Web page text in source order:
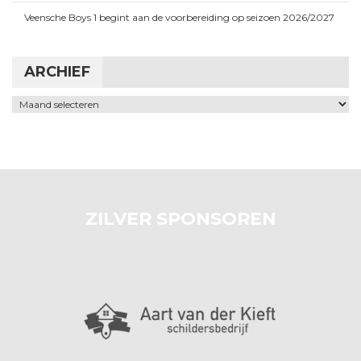
Veensche Boys 1 begint aan de voorbereiding op seizoen 2026/2027
ARCHIEF
Archief
ZILVER SPONSOREN